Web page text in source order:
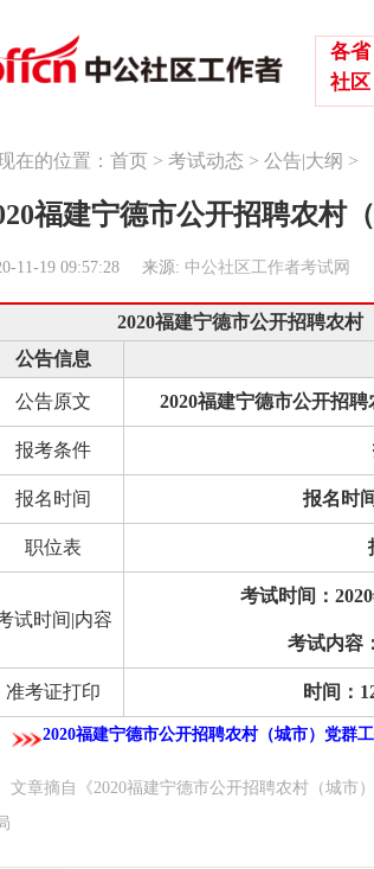
各省
社区
在的位置：首页 >考试动态 >公告|大纲 >
福建宁德市公开招聘农村
11-19 09:57:28 来源: 中公社区工作者考试网
2020福建宁德市公开招聘农村
公告信息
公告原文 2020福建宁德市公开招
报考条件
报名时间 报名时
职位表
试时间|内容
考试时间：
考试内容
准考证打印 时间：
2020福建宁德市公开招聘农村（城市）党群
文章摘自《2020福建宁德市公开招聘农村（城市